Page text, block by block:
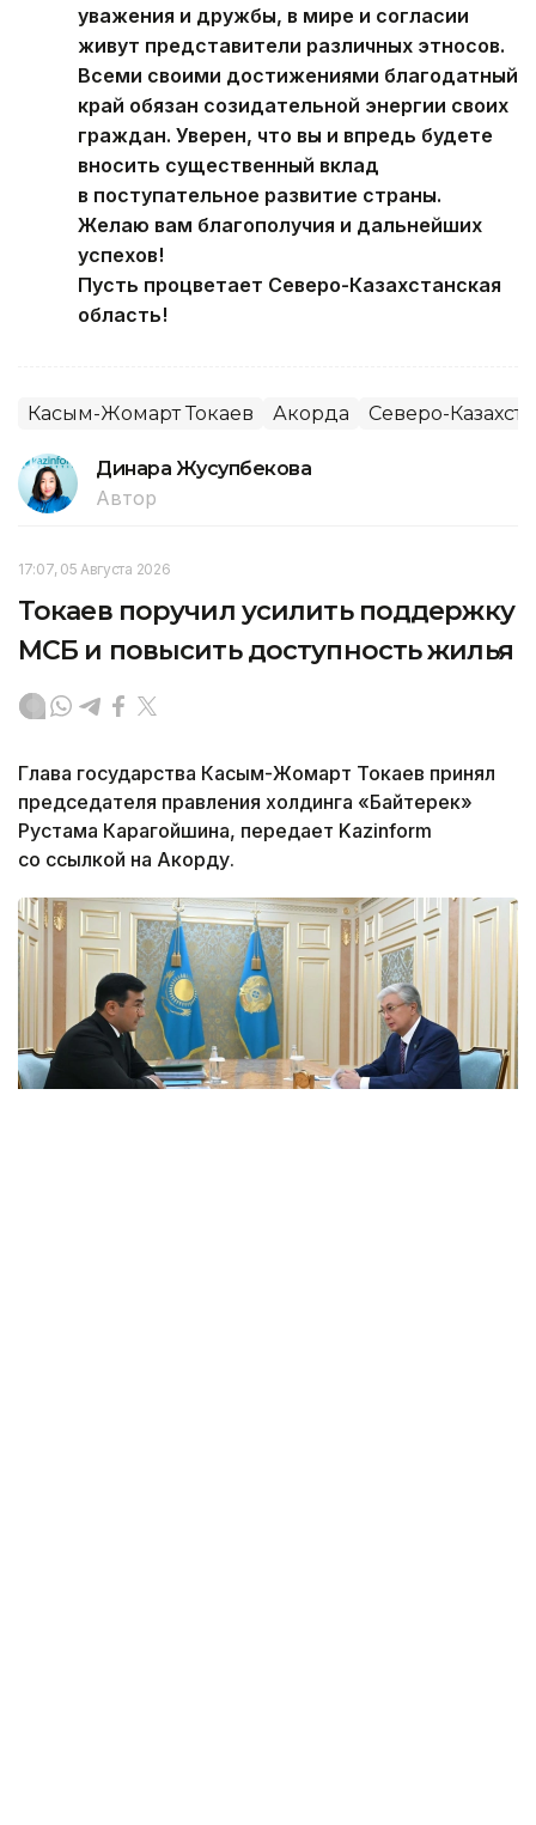
уважения и дружбы, в мире и согласии
живут представители различных этносов.
Всеми своими достижениями благодатный
край обязан созидательной энергии своих
граждан. Уверен, что вы и впредь будете
вносить существенный вклад
в поступательное развитие страны.
Желаю вам благополучия и дальнейших
успехов!
Пусть процветает Северо-Казахстанская
область!
Касым-Жомарт Токаев Акорда Северо-
Динара Жусупбекова
Автор
17:07, 05 Августа 2026
Токаев поручил усилить поддержку
МСБ и повысить доступность жилья
Глава государства Касым-Жомарт Токаев принял
председателя правления холдинга «Байтерек»
Рустама Карагойшина, передает Kazinform
со ссылкой на Акорду.